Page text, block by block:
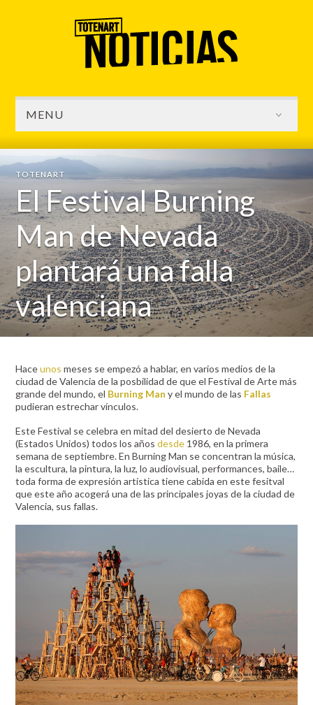
MENU
TOTENART
El Festival Burning
Man de Nevada
plantará una falla
valenciana
Haceunos meses se empezó a hablar, en varios medios de la
ciudad de Valencia de la posbilidad de que el Festival de Arte más
grande del mundo, el Burning Man y el mundo de las Fallas
pudieran estrechar vínculos.
Este Festival se celebra en mitad del desierto de Nevada
(Estados Unidos) todos los años desde 1986, en la primera
semana de septiembre. En Burning Man se concentran la música,
la escultura, la pintura, la luz, lo audiovisual, performances, baile…
toda forma de expresión artística tiene cabida en este fesitval
que este año acogerá una de las principales joyas de la ciudad de
Valencia, sus fallas.